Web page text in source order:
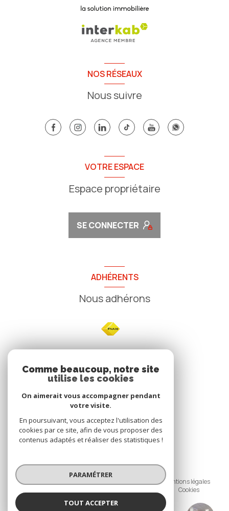
NOS RÉSEAUX
Nous suivre
VOTRE ESPACE
Espace propriétaire
SE CONNECTER
ADHÉRENTS
Nous adhérons
NOS
© 2026 | Tous droits réservés
Nos honoraires
Nos partenaires
Mentions légales
Cookies
Comme beaucoup, notre site
utilise les cookies
On aimerait vous accompagner pendant
votre visite.
En poursuivant, vous acceptez l'utilisation des
cookies par ce site, afin de vous proposer des
contenus adaptés et réaliser des statistiques !
PARAMÉTRER
TOUT ACCEPTER